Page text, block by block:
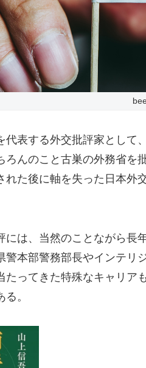
代表する外交批評家として
ろんのこと古巣の外務省を
れた後に軸を失った日本外
には、当然のことながら長
警本部警務部長やインテリ
たってきた特殊なキャリア
。